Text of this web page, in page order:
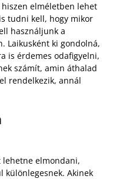
elméletben lehet
tudni kell, hogy mikor
használjunk a
Laikusként ki gondolná,
is érdemes odafigyelni,
számít, amin áthalad
rendelkezik, annál
lehetne elmondani,
különlegesnek. Akinek